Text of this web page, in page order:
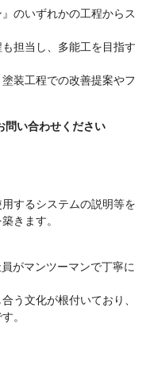
のいずれかの工程からス
担当し、多能工を目指す
装工程での改善提案やフ
い合わせください
するシステムの説明等を
きます。
がマンツーマンで丁寧に
う文化が根付いており、
。